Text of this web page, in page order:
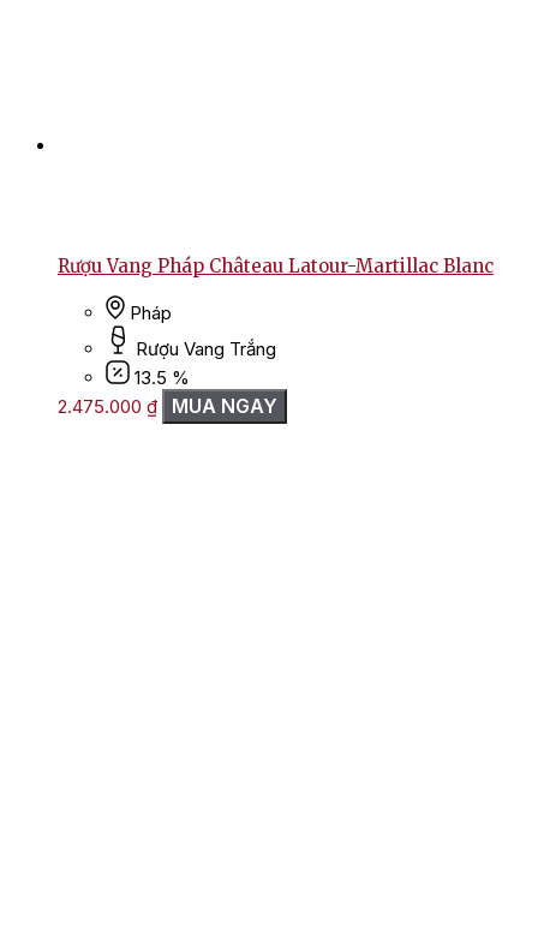
Rượu Vang Pháp Château Latour-Martillac Blanc
Pháp
Rượu Vang Trắng
13.5 %
2.475.000 ₫ MUA NGAY